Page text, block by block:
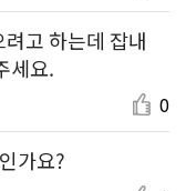
고 하는데 잡내
세요.
0
가요?